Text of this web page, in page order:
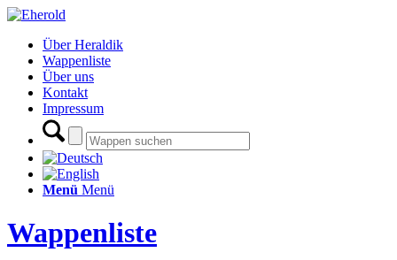
Über Heraldik
Wappenliste
Über uns
Kontakt
Impressum
Menü Menü
Wappenliste